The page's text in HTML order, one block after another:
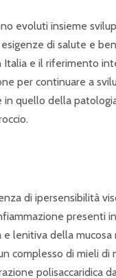
evoluti insieme
di salute e
e il riferimento
per continuare a
in quello della
di ipersensibilità
presenti
lenitiva della
complesso di mieli
polisaccaridica